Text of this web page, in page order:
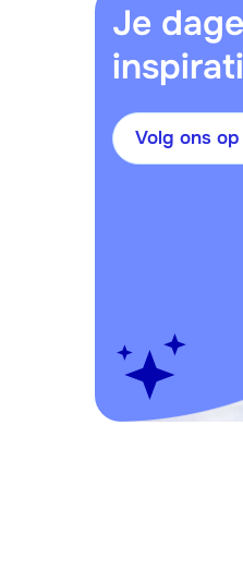
Je
Volg ons